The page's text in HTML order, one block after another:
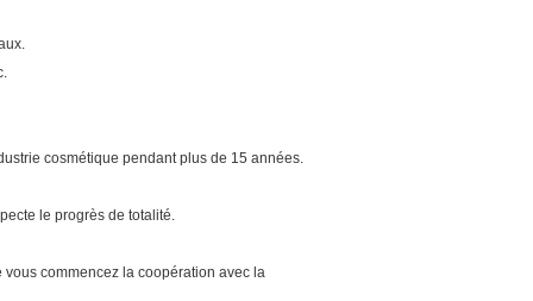
cosmétique pendant plus de 15 années.
le progrès de totalité.
commencez la coopération avec la